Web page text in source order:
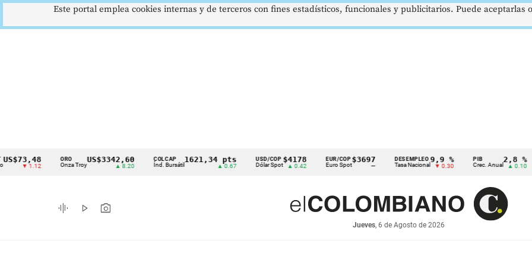
Cintillo
indicadores
económicos
ORO
Onza Troy
US$3342,60
▲ 8.20
COLCAP
Índ. Bursátil
1621,34 pts USD/COP
Dólar Spot
$4178
▲ 0.42
EUR/COP
Euro Spot
$3697
—
DESEMPLEO
Tasa Nacional
9,9 %
▼ 0.30
PIB
Crec. Anual
2,8 %
▲ 0.10
TRM
Tasa
graphic_eq play_arrow photo_camera
Jueves, 6 de Agosto de 2026
Este portal emplea cookies internas y de terceros con fines estadísticos, funcionales y publicitarios. Puede aceptarlas